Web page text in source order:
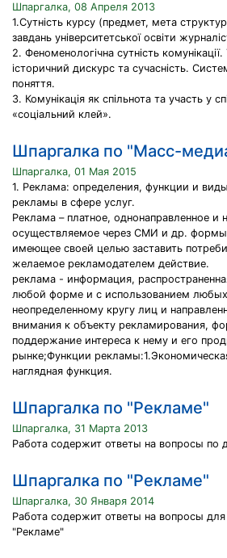
Шпаргалка, 08 Апреля 2013
1.Сутність курсу (предмет, мета
завдань університетської освіти
2. Феноменологічна сутність
історичний дискурс та сучасність.
поняття.
3. Комунікація як спільнота та участь у
«соціальний клей».
Шпаргалка по "Масс-
Шпаргалка, 01 Мая 2015
1. Реклама: определения, функции и
рекламы в сфере услуг.
Реклама – платное, однонаправленное и
осуществляемое через СМИ и др.
имеющее своей целью заставить
желаемое рекламодателем действие.
реклама - информация,
любой форме и с использованием любых
неопределенному кругу лиц и
внимания к объекту рекламирования,
поддержание интереса к нему и его
рынке;Функции
наглядная функция.
Шпаргалка по "Рекламе"
Шпаргалка, 31 Марта 2013
Работа содержит ответы на вопросы по
Шпаргалка по "Рекламе"
Шпаргалка, 30 Января 2014
Работа содержит ответы на вопросы для
"Рекламе"